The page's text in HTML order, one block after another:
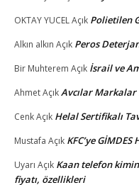
OKTAY YUCELAçık Polietilen
Alkın alkın Açık Peros
Bir Muhterem Açık İsrail ve
AhmetAçıkAvcılar Markalar
CenkAçık Helal Sertifikalı
Mustafa Açık KFC’ye
Uyarı Açık Kaan telefon
fiyatı, özellikleri